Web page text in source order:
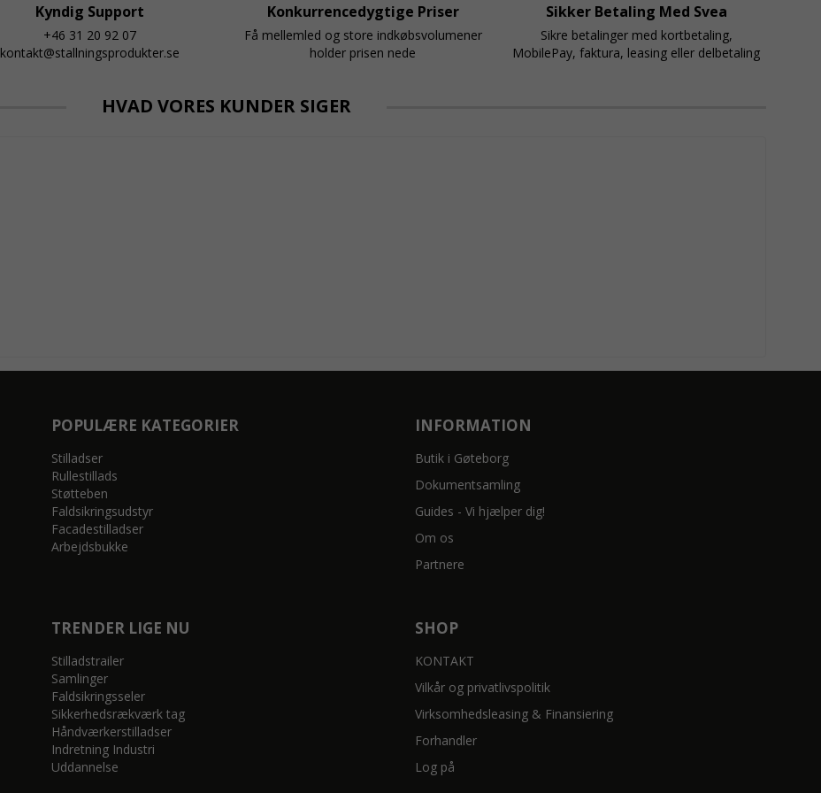
Kyndig Support
+46 31 20 92 07
kontakt@stallningsprodukter.se
Konkurrencedygtige Priser
Få mellemled og store indkøbsvolumener
holder prisen nede
Sikker Betaling Med Svea
Sikre betalinger med kortbetaling,
MobilePay, faktura, leasing eller delbetaling
HVAD VORES KUNDER SIGER
POPULÆRE KATEGORIER
Stilladser
Rullestillads
Støtteben
Faldsikringsudstyr
Facadestilladser
Arbejdsbukke
INFORMATION
Butik i Gøteborg
Dokumentsamling
Guides - Vi hjælper dig!
Om os
Partnere
TRENDER LIGE NU
Stilladstrailer
Samlinger
Faldsikringsseler
Sikkerhedsrækværk tag
Håndværkerstilladser
Indretning Industri
Uddannelse
SHOP
KONTAKT
Vilkår og privatlivspolitik
Virksomhedsleasing & Finansiering
Forhandler
Log på